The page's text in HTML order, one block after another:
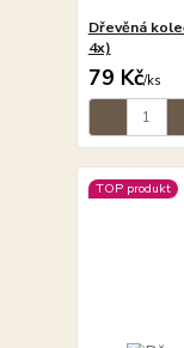
Dřevěná
4x)
79 Kč/ks
TOP produkt